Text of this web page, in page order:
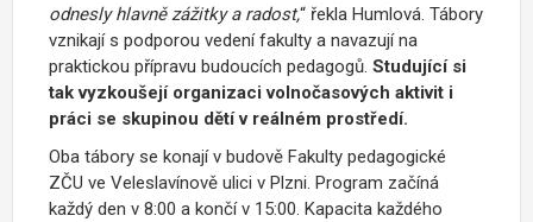
odnesly hlavně zážitky a radost,“ řekla Humlová. Tábory
vznikají s podporou vedení fakulty a navazují na
praktickou přípravu budoucích pedagogů. Studující si
tak vyzkoušejí organizaci volnočasových aktivit i
práci se skupinou dětí v reálném prostředí.
Oba tábory se konají v budově Fakulty pedagogické
ZČU ve Veleslavínově ulici v Plzni. Program začíná
každý den v 8:00 a končí v 15:00. Kapacita každého